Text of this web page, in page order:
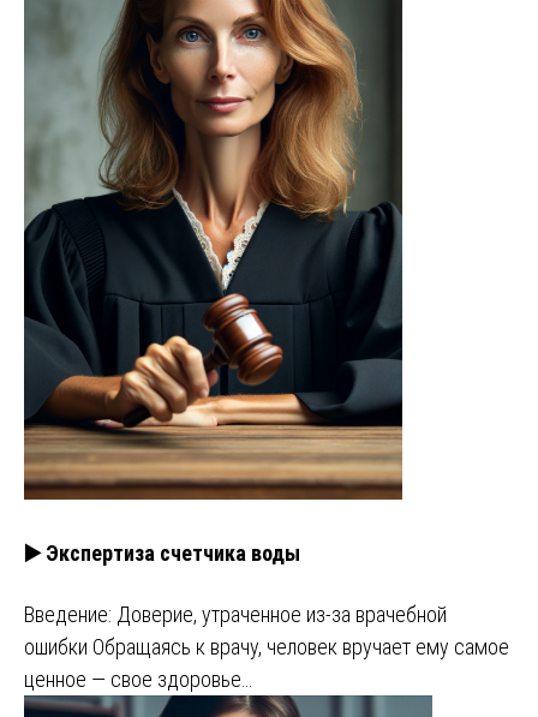
▶️ Экспертиза счетчика воды
Введение: Доверие, утраченное из-за врачебной
ошибки Обращаясь к врачу, человек вручает ему самое
ценное — свое здоровье…